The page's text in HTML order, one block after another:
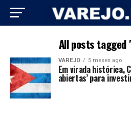
All posts tagged
VAREJO 5 meses ago
Em virada histórica,
abiertas’ para